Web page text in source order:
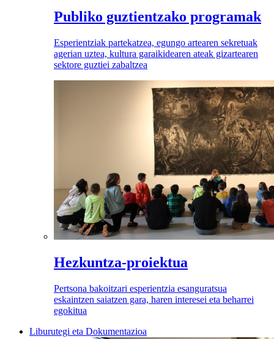
Publiko guztientzako programak
Esperientziak partekatzea, egungo artearen sekretuak
agerian uztea, kultura garaikidearen ateak gizartearen
sektore guztiei zabaltzea
Hezkuntza-proiektua
Pertsona bakoitzari esperientzia esanguratsua
eskaintzen saiatzen gara, haren interesei eta beharrei
egokitua
Liburutegi eta Dokumentazioa